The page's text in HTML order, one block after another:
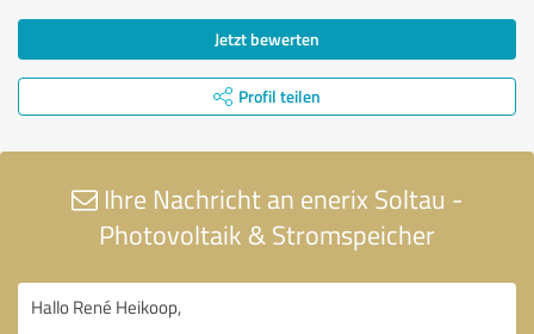
Jetzt bewerten
Profil teilen
Ihre Nachricht an enerix Soltau -
Photovoltaik & Stromspeicher